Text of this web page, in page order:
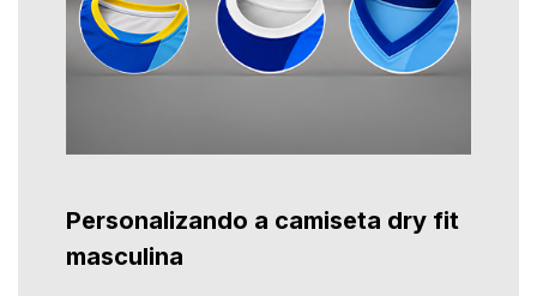
Personalizando a camiseta dry fit
masculina